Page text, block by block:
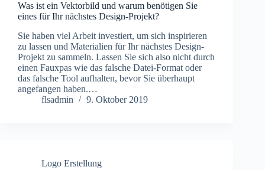
Was ist ein Vektorbild und warum benötigen Sie
eines für Ihr nächstes Design-Projekt?
Sie haben viel Arbeit investiert, um sich inspirieren
zu lassen und Materialien für Ihr nächstes Design-
Projekt zu sammeln. Lassen Sie sich also nicht durch
einen Fauxpas wie das falsche Datei-Format oder
das falsche Tool aufhalten, bevor Sie überhaupt
angefangen haben.…
flsadmin
9. Oktober 2019
Logo Erstellung